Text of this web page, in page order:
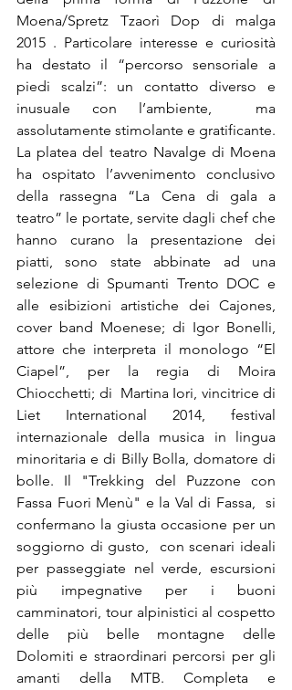
Moena/Spretz Tzaorì Dop di malga
2015 . Particolare interesse e curiosità
ha destato il “percorso sensoriale a
piedi scalzi”: un contatto diverso e
inusuale con l’ambiente,  ma
assolutamente stimolante e gratificante.
La platea del teatro Navalge di Moena
ha ospitato l’avvenimento conclusivo
della rassegna “La Cena di gala a
teatro” le portate, servite dagli chef che
hanno curano la presentazione dei
piatti, sono state abbinate ad una
selezione di Spumanti Trento DOC e
alle esibizioni artistiche dei Cajones,
cover band Moenese; di Igor Bonelli,
attore che interpreta il monologo “El
Ciapel”, per la regia di Moira
Chiocchetti; di  Martina Iori, vincitrice di
Liet International 2014, festival
internazionale della musica in lingua
minoritaria e di Billy Bolla, domatore di
bolle. Il "Trekking del Puzzone con
Fassa Fuori Menù" e la Val di Fassa,  si
confermano la giusta occasione per un
soggiorno di gusto,  con scenari ideali
per passeggiate nel verde, escursioni
più impegnative per i buoni
camminatori, tour alpinistici al cospetto
delle più belle montagne delle
Dolomiti e straordinari percorsi per gli
amanti della MTB. Completa e